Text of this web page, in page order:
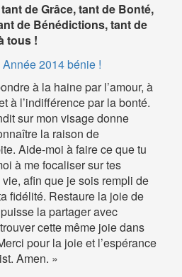
de Grâce, tant de Bonté,
de Bénédictions, tant de
tous !
à la haine par l’amour, à
à l’indifférence par la bonté.
sur mon visage donne
la raison de
Aide-moi à faire ce que tu
à me focaliser sur tes
afin que je sois rempli de
fidélité. Restaure la joie de
la partager avec
cette même joie dans
pour la joie et l’espérance
Amen. »